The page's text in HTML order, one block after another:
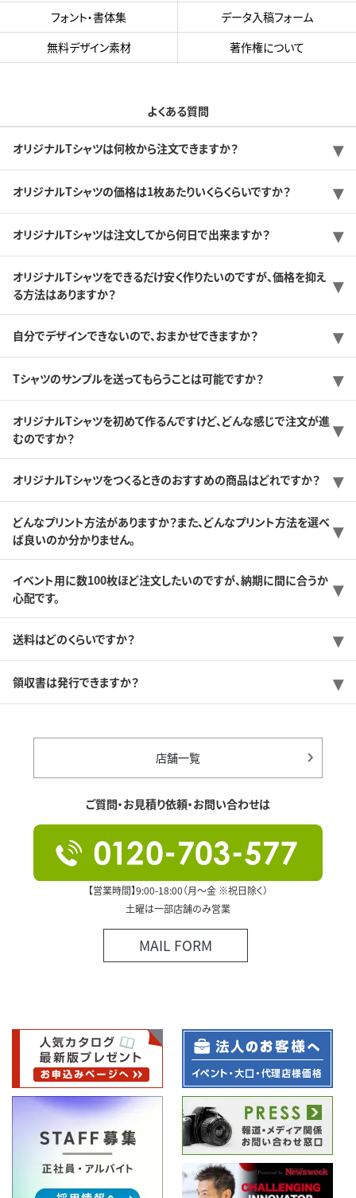
フォント・書体集
データ入稿フォーム
無料デザイン素材
著作権について
よくある質問
オリジナルTシャツは何枚から注文できますか？
オリジナルTシャツの価格は1枚あたりいくらくらいですか？
オリジナルTシャツは注文してから何日で出来ますか？
オリジナルTシャツをできるだけ安く作りたいのですが、価格を抑え
る方法はありますか？
自分でデザインできないので、おまかせできますか？
Tシャツのサンプルを送ってもらうことは可能ですか？
オリジナルTシャツを初めて作るんですけど、どんな感じで注文が進
むのですか？
オリジナルTシャツをつくるときのおすすめの商品はどれですか？
どんなプリント方法がありますか？また、どんなプリント方法を選べ
ば良いのか分かりません。
イベント用に数100枚ほど注文したいのですが、納期に間に合うか
心配です。
送料はどのくらいですか？
領収書は発行できますか？
店舗一覧
ご質問・お見積り依頼・お問い合わせは
【営業時間】9:00-18:00（月～金 ※祝日除く）
土曜は一部店舗のみ営業
MAIL FORM